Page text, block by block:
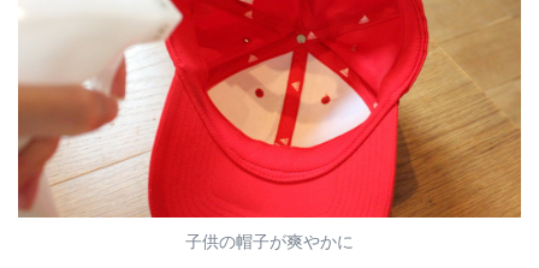
子供の帽子が爽やかに